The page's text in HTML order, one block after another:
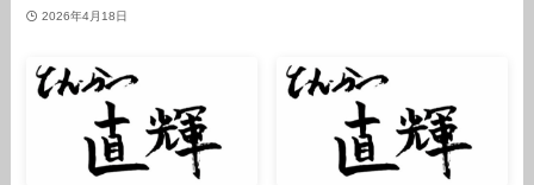
2026年4月18日